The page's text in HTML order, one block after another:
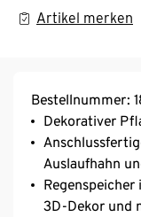
Artikel merken
Bestellnummer:
Dekorativer
Auslaufhahn
3D-Dekor und